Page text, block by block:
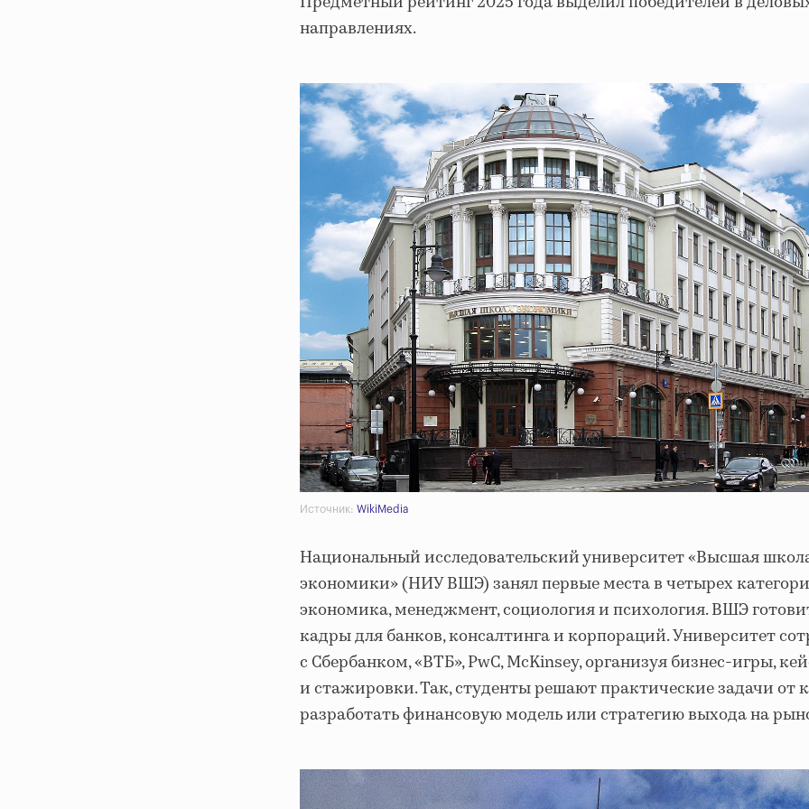
направлениях.
Источник: WikiMedia
Национальный исследовательский университет «Высшая
экономики» (НИУ ВШЭ) занял первые места в четырех
экономика, менеджмент, социология и психология. ВШЭ
кадры для банков, консалтинга и корпораций. Университет
с Сбербанком, «ВТБ», PwC, McKinsey, организуя бизнес-игры,
и стажировки. Так, студенты решают практические задачи от
разработать финансовую модель или стратегию выхода на